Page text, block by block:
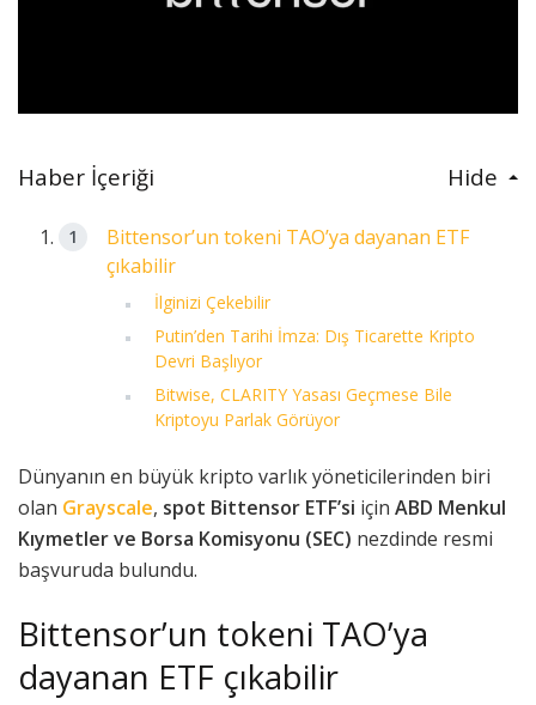
Haber İçeriği Hide
Bittensor’un tokeni TAO’ya dayanan ETF
çıkabilir
İlginizi Çekebilir
Putin’den Tarihi İmza: Dış Ticarette Kripto
Devri Başlıyor
Bitwise, CLARITY Yasası Geçmese Bile
Kriptoyu Parlak Görüyor
Dünyanın en büyük kripto varlık yöneticilerinden biri
olan Grayscale, spot Bittensor ETF’si için ABD Menkul
Kıymetler ve Borsa Komisyonu (SEC) nezdinde resmi
başvuruda bulundu.
Bittensor’un tokeni TAO’ya
dayanan ETF çıkabilir